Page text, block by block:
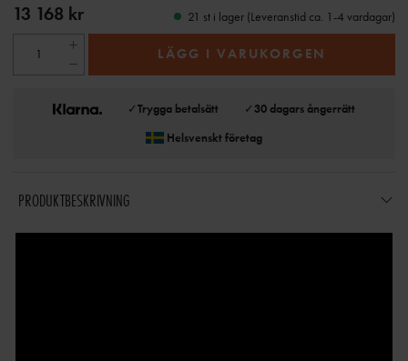
13 168 kr 21 st i lager (Leveranstid ca. 1-4 vardagar)
LÄGG I VARUKORGEN
✓Trygga betalsätt ✓30 dagars ångerrätt
Helsvenskt företag
PRODUKTBESKRIVNING